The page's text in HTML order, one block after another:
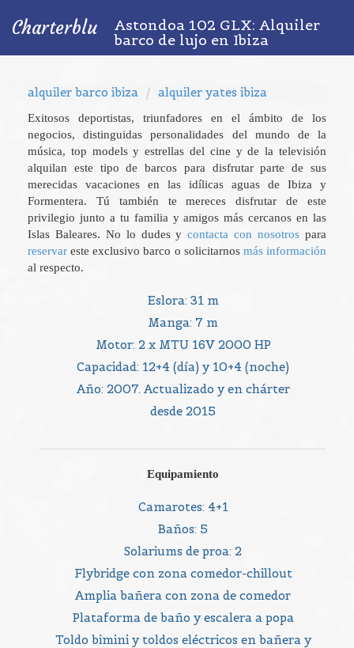
Charterblu
Astondoa 102 GLX: Alquiler
barco de lujo en Ibiza
alquiler barco ibiza alquiler yates ibiza
Exitosos deportistas, triunfadores en el ámbito de los
negocios, distinguidas personalidades del mundo de la
música, top models y estrellas del cine y de la televisión
alquilan este tipo de barcos para disfrutar parte de sus
merecidas vacaciones en las idílicas aguas de Ibiza y
Formentera. Tú también te mereces disfrutar de este
privilegio junto a tu familia y amigos más cercanos en las
Islas Baleares. No lo dudes ycontacta con nosotros para
reservar este exclusivo barco o solicitarnos más información
al respecto.
Eslora: 31 m
Manga: 7 m
Motor: 2 x MTU 16V 2000 HP
Capacidad: 12+4 (día) y 10+4 (noche)
Año: 2007. Actualizado y en chárter
desde 2015
Equipamiento
Camarotes: 4+1
Baños: 5
Solariums de proa: 2
Flybridge con zona comedor-chillout
Amplia bañera con zona de comedor
Plataforma de baño y escalera a popa
Toldo bimini y toldos eléctricos en bañera y